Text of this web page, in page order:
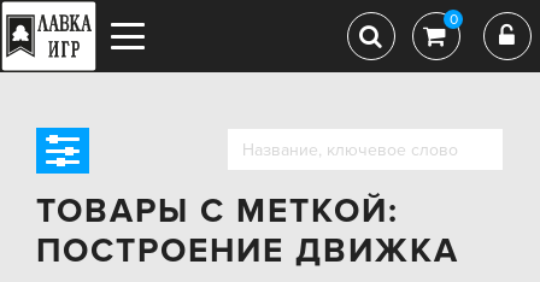
0
ТОВАРЫ С МЕТКОЙ:
ПОСТРОЕНИЕ ДВИЖКА